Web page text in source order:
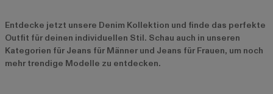
Entdecke jetzt unsere Denim Kollektion und finde das perfekte
Outfit für deinen individuellen Stil. Schau auch in unseren
Kategorien für Jeans für Männer und Jeans für Frauen, um noch
mehr trendige Modelle zu entdecken.